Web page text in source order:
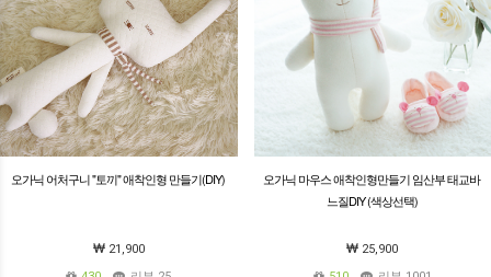
오가닉 어처구니 "토끼" 애착인형 만들기(DIY)
21,900
오가닉 마우스 애착인형만들기 임산부 태교바
느질DIY (색상선택)
25,900